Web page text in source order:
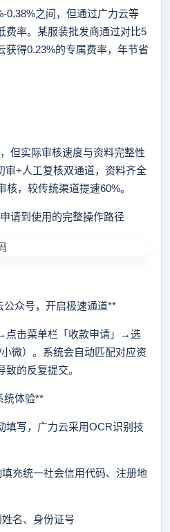
之间，但通过广力云等
费率。某服装批发商通过对比5
获得0.23%的专属费率，年节省
实际审核速度与资料完整性
审+人工复核双通道，资料齐全
，较传统渠道提速60%。
到使用的完整操作路径
众号，开启极速通道**
击菜单栏「收款申请」→选
微）。系统会自动匹配对应资
的反复提交。
体验**
写，广力云采用OCR识别技
统一社会信用代码、注册地
名、身份证号